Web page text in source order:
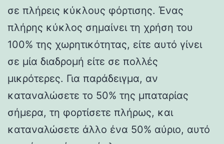
σε πλήρεις κύκλους φόρτισης. Ένας
πλήρης κύκλος σημαίνει τη χρήση του
100% της χωρητικότητας, είτε αυτό γίνει
σε μία διαδρομή είτε σε πολλές
μικρότερες. Για παράδειγμα, αν
καταναλώσετε το 50% της μπαταρίας
σήμερα, τη φορτίσετε πλήρως, και
καταναλώσετε άλλο ένα 50% αύριο, αυτό